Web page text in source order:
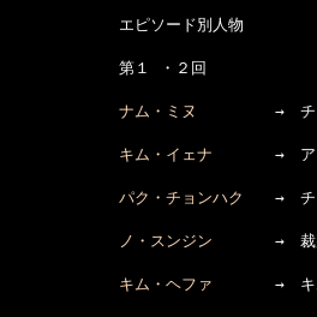
エピソード別人物
第１ ・２回
ナム・ミヌ →　チェ・ジ
キム・イェナ →　アン・
パク・チョンハク →　チョ
ノ・スンジン →　裁判所
キム・ヘファ →　キム・